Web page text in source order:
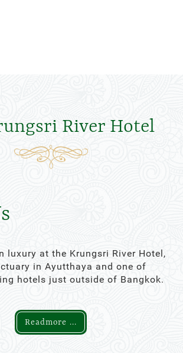
River Hotel
luxury at the Krungsri River Hotel,
in Ayutthaya and one of
hotels just outside of Bangkok.
Readmore ...